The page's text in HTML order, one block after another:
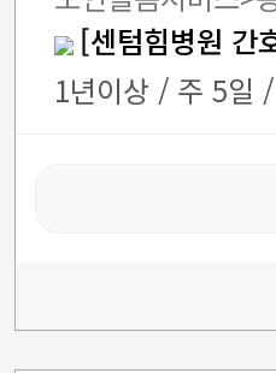
[센텀힘병원 간
1년이상 / 주 5일